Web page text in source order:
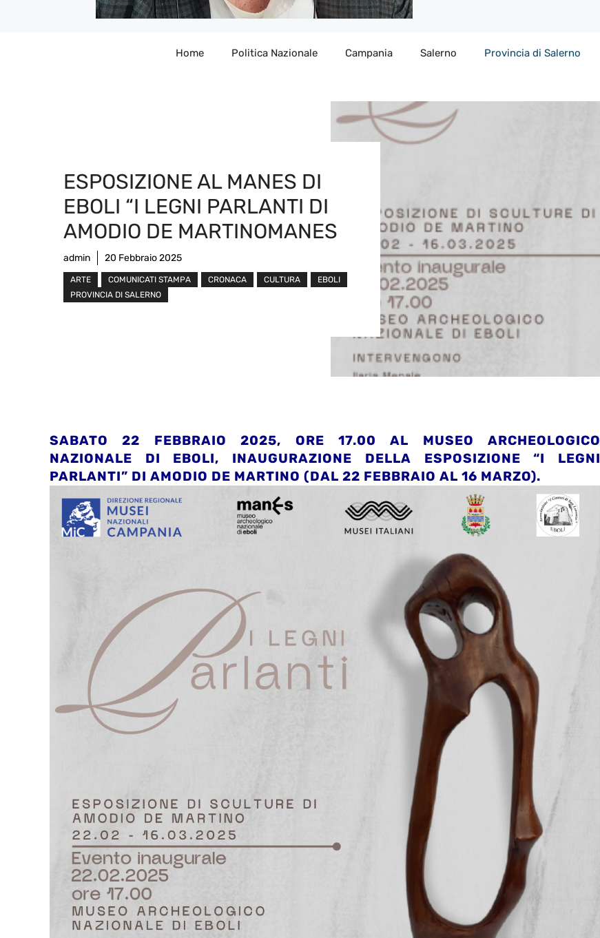
Home Politica Nazionale Campania Salerno Provincia di Salerno
ESPOSIZIONE AL MANES DI
EBOLI “I LEGNI PARLANTI DI
AMODIO DE MARTINOMANES
admin 20 Febbraio 2025
ARTE COMUNICATI STAMPA CRONACA CULTURA
EBOLI
PROVINCIA DI SALERNO
SABATO 22 FEBBRAIO 2025, ORE 17.00 AL MUSEO ARCHEOLOGICO
NAZIONALE DI EBOLI, INAUGURAZIONE DELLA ESPOSIZIONE “I LEGNI
PARLANTI” DI AMODIO DE MARTINO (DAL 22 FEBBRAIO AL 16 MARZO).